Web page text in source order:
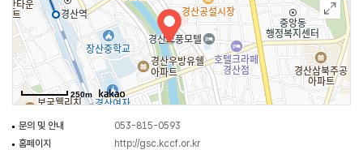
250m
문의 및 안내
053-815-0593
홈페이지
http://gsc.kccf.or.kr